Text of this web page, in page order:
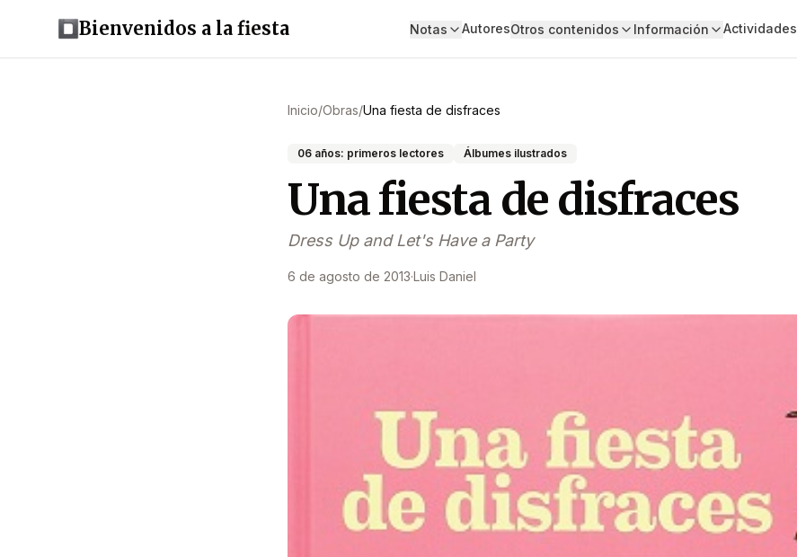
Bienvenidos a la fiesta Notas AutoresOtros contenidos Información Actividades
Inicio/Obras/Una fiesta de disfraces
06 años: primeros lectores Álbumes ilustrados
Una fiesta de disfraces
Dress Up and Let's Have a Party
6 de agosto de 2013·Luis Daniel